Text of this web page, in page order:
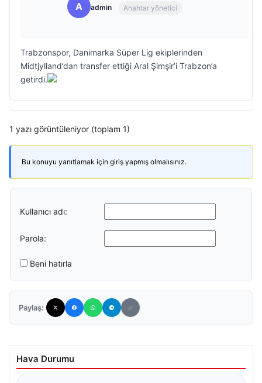
A admin Anahtar yönetici
Trabzonspor, Danimarka Süper Lig ekiplerinden
Midtjylland’dan transfer ettiği Aral Şimşir’i Trabzon’a
getirdi.
1 yazı görüntüleniyor (toplam 1)
Bu konuyu yanıtlamak için giriş yapmış olmalısınız.
Kullanıcı adı:
Parola:
Beni hatırla
Paylaş:
Hava Durumu